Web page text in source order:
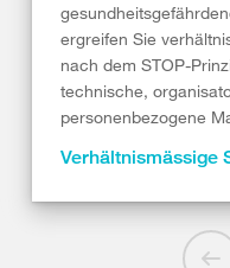
ergreifen Sie
nach dem STOP-
technische,
personenbezogene
Verhältnismässige